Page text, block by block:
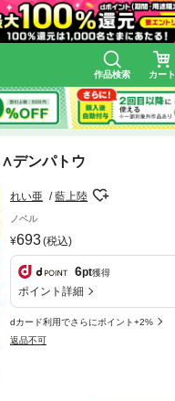
作品検索 カート
デンパトウ
れい亜 藍上陸
ノベル
693(税込)
6pt獲得
ポイント詳細
dカード利用でさらにポイント+2%
返品不可